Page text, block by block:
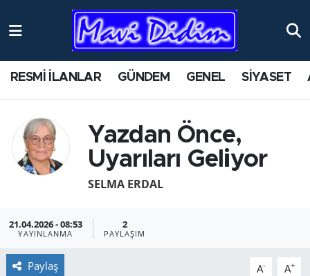
RESMİ İLANLAR GÜNDEM GENEL SİYASET
Yazdan Önce,
Uyarıları Geliyor
SELMA ERDAL
21.04.2026 - 08:53
YAYINLANMA
2
PAYLAŞIM
Paylaş A- A+
ANTİK YERLER
AYDIN
BİLİM VE TEKNOLOJİ
EĞİTİM
EKONOMİ
Nöbetçi Eczaneler
Namaz Vakitleri
Trafik Durumu
Süper Lig Puan Durumu ve Fikstür
Tüm Manşetler
Son Dakika Haberleri